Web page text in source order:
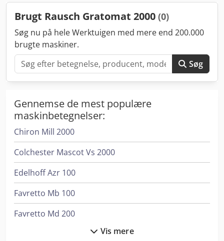
Brugt Rausch Gratomat 2000 (0)
Søg nu på hele Werktuigen med mere end 200.000
brugte maskiner.
Søg
Gennemse de mest populære
maskinbetegnelser:
Chiron Mill 2000
Colchester Mascot Vs 2000
Edelhoff Azr 100
Favretto Mb 100
Favretto Md 200
Vis mere